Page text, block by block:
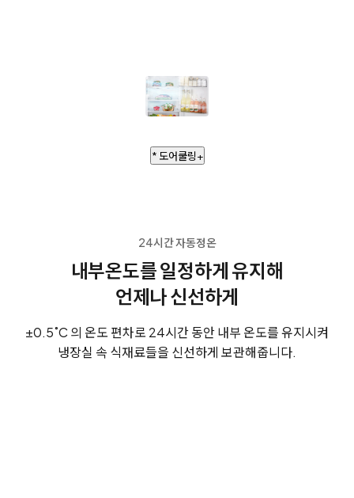
* 도어쿨링+
24시간 자동정온
내부온도를 일정하게 유지해
언제나 신선하게
±0.5˚C 의 온도 편차로 24시간 동안 내부 온도를 유지시켜
냉장실 속 식재료들을 신선하게 보관해줍니다.